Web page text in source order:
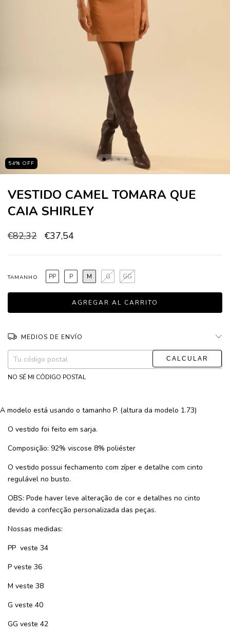
54% OFF
VESTIDO CAMEL TOMARA QUE
CAIA SHIRLEY
€82,32 €37,54
TAMANHO GG
G
M
P
PP
MEDIOS DE ENVÍO
Entregas para el CP:
CAMBIAR CP
NO SÉ MI CÓDIGO POSTAL
A modelo está usando o tamanho P. (altura da modelo 1.73)
O vestido foi feito em sarja.
Composição: 92% viscose 8% poliéster
O vestido possui fechamento com zíper e detalhe com cinto
regulável no busto.
OBS: Pode haver leve alteração de cor e detalhes no cinto
devido a confecção personalizada das peças.
Nossas medidas:
PP veste 34
P veste 36
M veste 38
G veste 40
GG veste 42